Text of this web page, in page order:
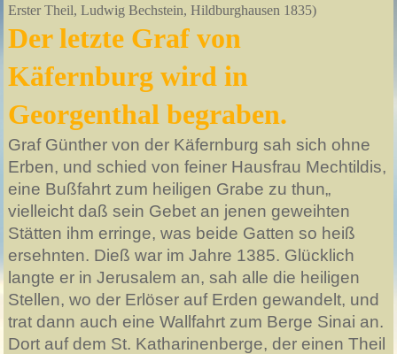
Erster Theil, Ludwig Bechstein, Hildburghausen 1835)
Der letzte Graf von
Käfernburg wird in
Georgenthal begraben.
Graf Günther von der Käfernburg sah sich ohne
Erben, und schied von feiner Hausfrau Mechtildis,
eine Bußfahrt zum heiligen Grabe zu thun„
vielleicht daß sein Gebet an jenen geweihten
Stätten ihm erringe, was beide Gatten so heiß
ersehnten. Dieß war im Jahre 1385. Glücklich
langte er in Jerusalem an, sah alle die heiligen
Stellen, wo der Erlöser auf Erden gewandelt, und
trat dann auch eine Wallfahrt zum Berge Sinai an.
Dort auf dem St. Katharinenberge, der einen Theil